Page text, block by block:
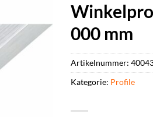
000 mm
Artikelnummer:
Kategorie: Profile